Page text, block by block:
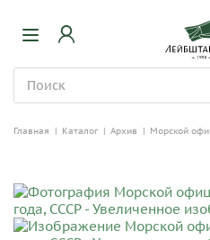
Главная | Каталог | Архив | Морской